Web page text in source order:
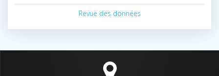
Revue des données